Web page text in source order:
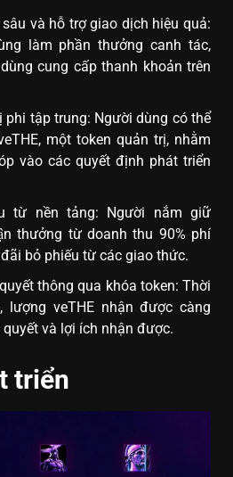
và hỗ trợ giao dịch hiệu quả:
làm phần thưởng canh tác,
cung cấp thanh khoản trên
phi tập trung: Người dùng có thể
một token quản trị, nhằm
vào các quyết định phát triển
từ nền tảng: Người nắm giữ
thưởng từ doanh thu 90% phí
bỏ phiếu từ các giao thức.
thông qua khóa token: Thời
lượng veTHE nhận được càng
và lợi ích nhận được.
triển